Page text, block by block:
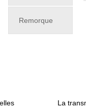
Remorque
La